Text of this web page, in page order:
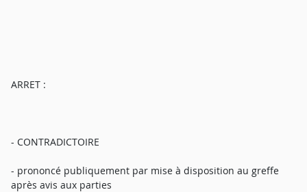
ARRET :
- CONTRADICTOIRE
- prononcé publiquement par mise à disposition au greffe
après avis aux parties